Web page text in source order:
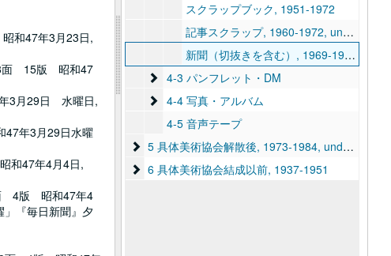
和47年3月23日,
8面 15版 昭和47
3月29日 水曜日,
年3月29日水曜
和47年4月4日,
4版 昭和47年4
『毎日新聞』夕
スクラップブック, 1951-1972
記事スクラップ, 1960-1972, undated
新聞（切抜きを含む）, 1969-1972, undated
4-3 パンフレット・DM
4-3 パンフレット・DM
4-4 写真・アルバム
4-4 写真・アルバム
4-5 音声テープ
5 具体美術協会解散後
5 具体美術協会解散後, 1973-1984, undated
6 具体美術協会結成以前
6 具体美術協会結成以前, 1937-1951